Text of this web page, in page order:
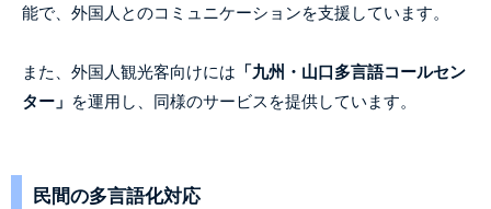
能で、外国人とのコミュニケーションを支援しています。
また、外国人観光客向けには 「九州・山口多言語コールセン
ター」 を運用し、同様のサービスを提供しています。
民間の多言語化対応